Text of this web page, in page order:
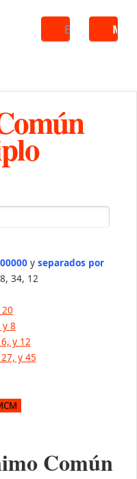
Buscar
y separados por
34, 12
y 8
y 12
y 45
Común